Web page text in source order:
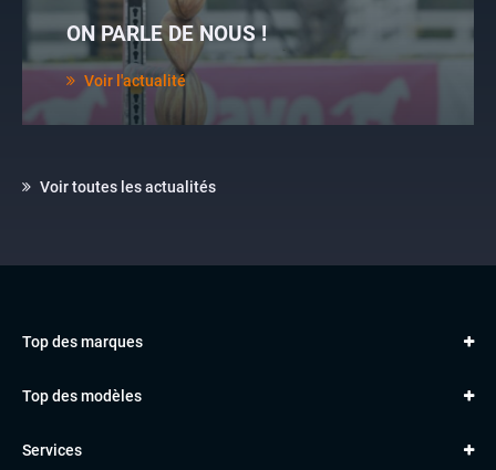
ON PARLE DE NOUS !
Voir l'actualité
Voir toutes les actualités
Top des marques
VOLKSWAGEN
BMW
Top des modèles
Classe A
Services